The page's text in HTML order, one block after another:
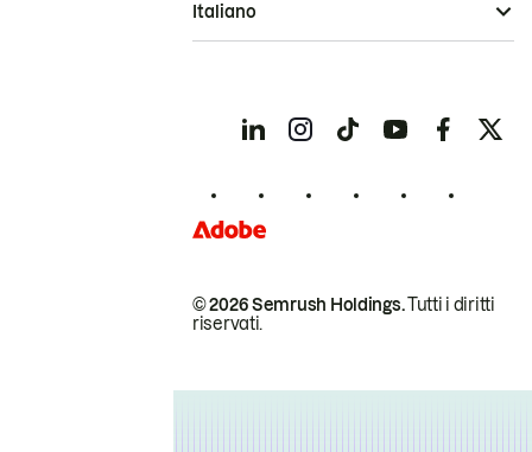
© 2026 Semrush Holdings.Tutti i diritti
riservati.
Italiano